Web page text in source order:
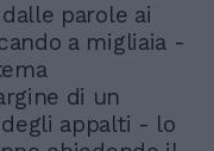
parole ai
a migliaia -
di un
appalti - lo